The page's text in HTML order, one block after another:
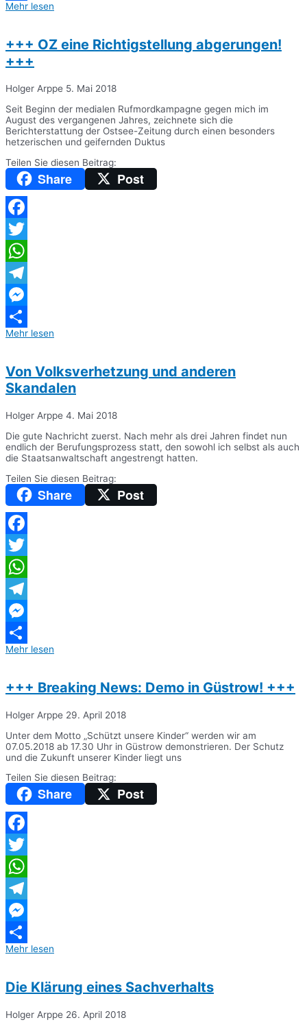
Teilen
Mehr lesen
+++ OZ eine Richtigstellung abgerungen!
+++
Holger Arppe 5. Mai 2018
Seit Beginn der medialen Rufmordkampagne gegen mich im
August des vergangenen Jahres, zeichnete sich die
Berichterstattung der Ostsee-Zeitung durch einen besonders
hetzerischen und geifernden Duktus
Teilen Sie diesen Beitrag:
Share Post
Facebook
Twitter
WhatsApp
Telegram
Messenger
Teilen
Mehr lesen
Von Volksverhetzung und anderen
Skandalen
Holger Arppe 4. Mai 2018
Die gute Nachricht zuerst. Nach mehr als drei Jahren findet nun
endlich der Berufungsprozess statt, den sowohl ich selbst als auch
die Staatsanwaltschaft angestrengt hatten.
Teilen Sie diesen Beitrag:
Share Post
Facebook
Twitter
WhatsApp
Telegram
Messenger
Teilen
Mehr lesen
+++ Breaking News: Demo in Güstrow! +++
Holger Arppe 29. April 2018
Unter dem Motto „Schützt unsere Kinder“ werden wir am
07.05.2018 ab 17.30 Uhr in Güstrow demonstrieren. Der Schutz
und die Zukunft unserer Kinder liegt uns
Teilen Sie diesen Beitrag:
Share Post
Facebook
Twitter
WhatsApp
Telegram
Messenger
Teilen
Mehr lesen
Die Klärung eines Sachverhalts
Holger Arppe 26. April 2018